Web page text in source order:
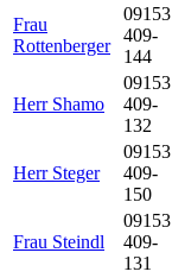
Frau
Rottenberger
09153
409-
144
Herr Shamo
09153
409-
132
Herr Steger
09153
409-
150
Frau Steindl
09153
409-
131